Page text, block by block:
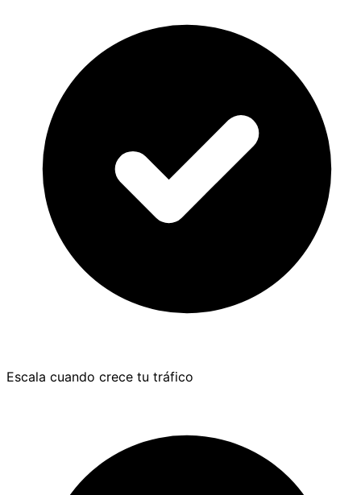
Escala cuando crece tu tráfico